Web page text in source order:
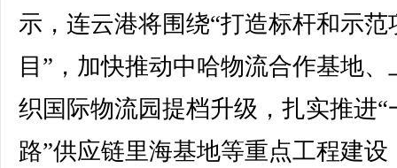
示，连云港将围绕“打造标杆和示范
目”，加快推动中哈物流合作基地、
织国际物流园提档升级，扎实推进“
路”供应链里海基地等重点工程建设